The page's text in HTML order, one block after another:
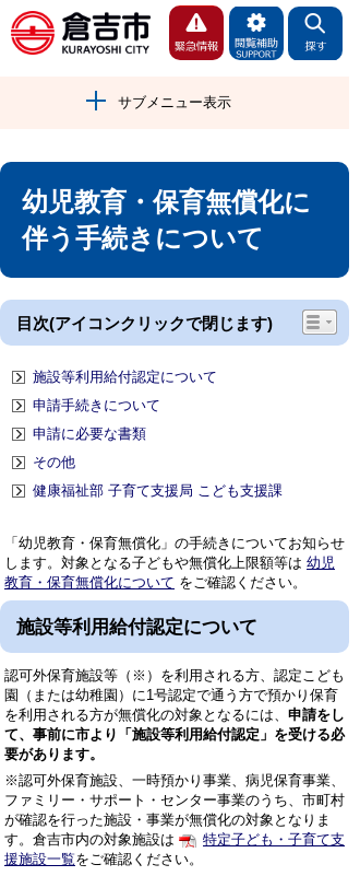
サブメニュー表示
幼児教育・保育無償化に
伴う手続きについて
目次(アイコンクリックで閉じます)
施設等利用給付認定について
申請手続きについて
申請に必要な書類
その他
健康福祉部 子育て支援局 こども支援課
「幼児教育・保育無償化」の手続きについてお知らせ
します。対象となる子どもや無償化上限額等は 幼児
教育・保育無償化について をご確認ください。
施設等利用給付認定について
認可外保育施設等（※）を利用される方、認定こども
園（または幼稚園）に1号認定で通う方で預かり保育
を利用される方が無償化の対象となるには、 申請をし
て、事前に市より「施設等利用給付認定」を受ける必
要があります。
※認可外保育施設、一時預かり事業、病児保育事業、
ファミリー・サポート・センター事業のうち、市町村
が確認を行った施設・事業が無償化の対象となりま
す。倉吉市内の対象施設は
特定子ども・子育て支
援施設一覧をご確認ください。